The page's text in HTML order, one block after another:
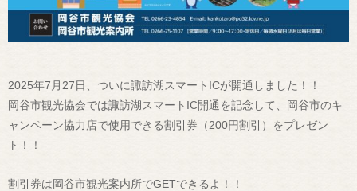
2025年7月27日、ついに諏訪湖スマートICが開通しました！！
岡谷市観光協会では諏訪湖スマートIC開通を記念して、岡谷市のキ
ャンペーン協力店で使用できる割引券（200円割引）をプレゼン
ト！！
割引券は岡谷市観光案内所でGETできるよ！！